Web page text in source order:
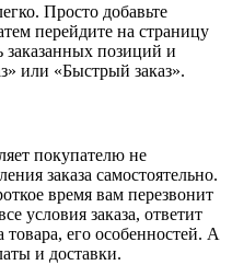
Просто добавьте
перейдите на страницу
заказанных позиций и
или «Быстрый заказ».
покупателю не
заказа самостоятельно.
время вам перезвонит
условия заказа, ответит
его особенностей. А
и доставки.